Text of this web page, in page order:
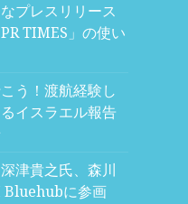
プレスリリース
TIMES」の使い
う！渡航経験し
イスラエル報告
津貴之氏、森川
Bluehubに参画